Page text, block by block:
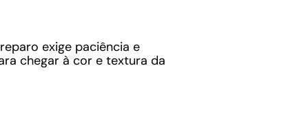
exige paciência e
chegar à cor e textura da